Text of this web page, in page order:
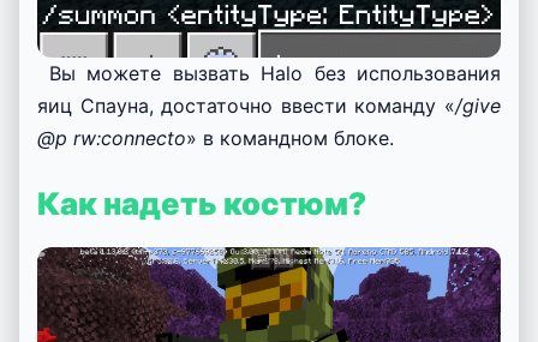
Вы можете вызвать Halo без использования
яиц Спауна, достаточно ввести команду «/give
@p rw:connecto» в командном блоке.
Как надеть костюм?